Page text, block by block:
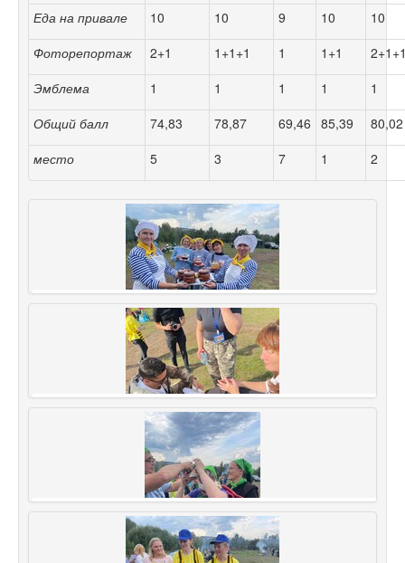
Еда на привале 10 10 9 10
10
Фоторепортаж
2+1 1+1+1 1 1+1
Эмблема
1 1 1 1
1
Общий балл
74,83 78,87 69,46 85,39
80,02
место
5 3 7 1 2